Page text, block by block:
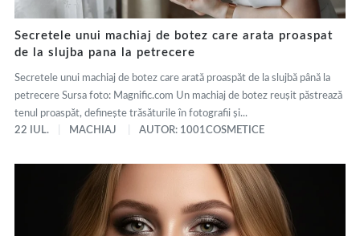
Secretele unui machiaj de botez care arata proaspat
de la slujba pana la petrecere
Secretele unui machiaj de botez care arată proaspăt de la slujbă până la
petrecere Sursa foto: Magnific.com Un machiaj de botez reușit păstrează
tenul proaspăt, definește trăsăturile în fotografii și...
22 IUL.
MACHIAJ AUTOR: 1001COSMETICE